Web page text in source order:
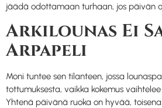
jäädä odottamaan turhaan, jos päivän
Arkilounas Ei
Arpapeli
Moni tuntee sen tilanteen, jossa
tottumuksesta, vaikka kokemus
Yhtenä päivänä ruoka on hyvää,